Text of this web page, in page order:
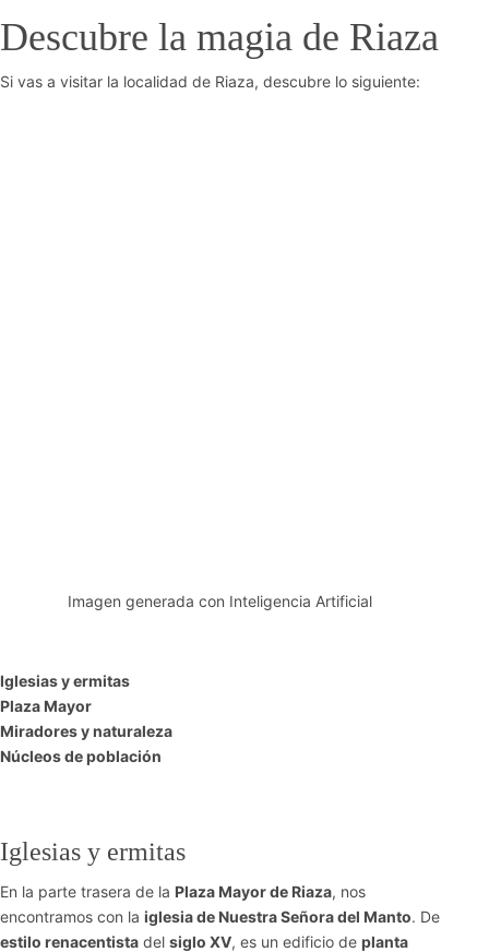
Descubre la magia de Riaza
Si vas a visitar la localidad de Riaza, descubre lo siguiente:
Imagen generada con Inteligencia Artificial
Iglesias y ermitas
Plaza Mayor
Miradores y naturaleza
Núcleos de población
Iglesias y ermitas
En la parte trasera de la Plaza Mayor de Riaza, nos
encontramos con la iglesia de Nuestra Señora del Manto. De
estilo renacentista del siglo XV, es un edificio de planta